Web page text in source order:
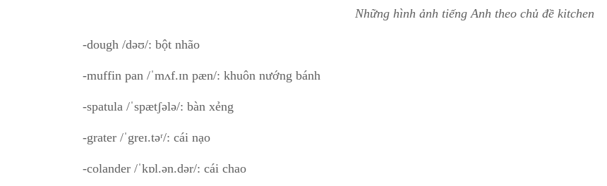
Những hình ảnh tiếng Anh theo chủ đề kitchen
-dough /dəʊ/: bột nhão
-muffin pan /ˈmʌf.ɪn pæn/: khuôn nướng bánh
-spatula /ˈspætʃələ/: bàn xẻng
-grater /ˈgreɪ.təʳ/: cái nạo
-colander /ˈkɒl.ən.dər/: cái chao